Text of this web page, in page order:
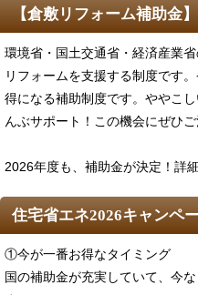
【倉敷リフォーム補助金
環境省・国土交通省・経済産業
リフォームを支援する制度です
得になる補助制度です。ややこ
んぶサポート！この機会にぜひご
2026年度も、補助金が決定！詳
住宅省エネ2026キャンペ
①今が一番お得なタイミング
国の補助金が充実していて、今